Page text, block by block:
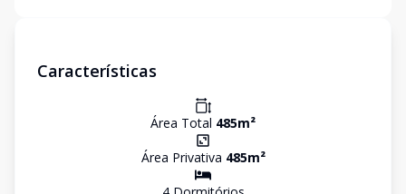
Características
Área Total 485m²
Área Privativa 485m²